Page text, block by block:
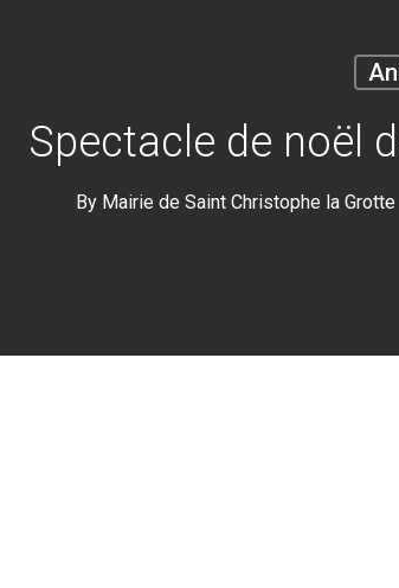
Spectacle de noël
By Mairie de Saint Christophe la Grotte